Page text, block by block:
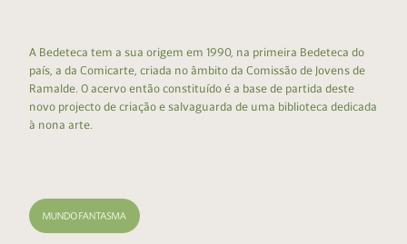
A Bedeteca tem a sua origem em 1990, na primeira Bedeteca do
país, a da Comicarte, criada no âmbito da Comissão de Jovens de
Ramalde. O acervo então constituído é a base de partida deste
novo projecto de criação e salvaguarda de uma biblioteca dedicada
à nona arte.